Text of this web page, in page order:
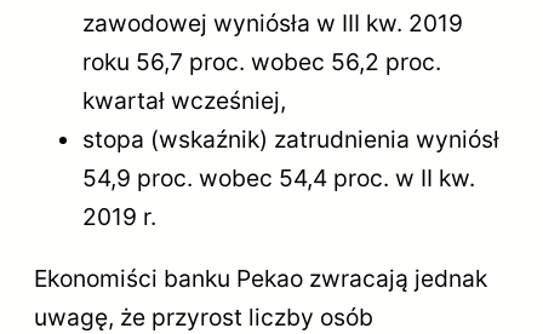
zawodowej wyniósła w III kw. 2019
roku 56,7 proc. wobec 56,2 proc.
kwartał wcześniej,
stopa (wskaźnik) zatrudnienia wyniósł
54,9 proc. wobec 54,4 proc. w II kw.
2019 r.
Ekonomiści banku Pekao zwracają jednak
uwagę, że przyrost liczby osób